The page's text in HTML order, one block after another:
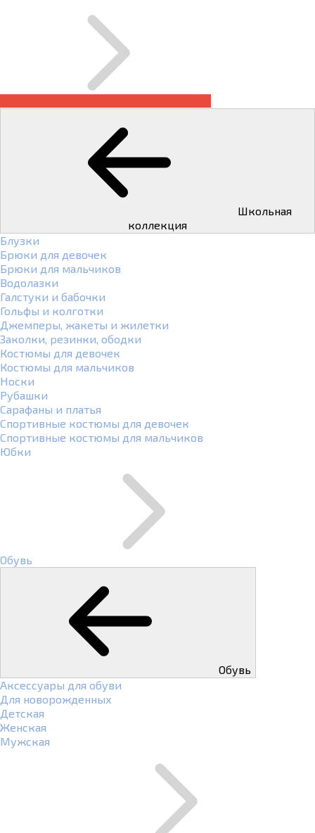
коллекция
Блузки
Брюки для девочек
Брюки для мальчиков
Водолазки
Галстуки и бабочки
Гольфы и колготки
Джемперы, жакеты и жилетки
Заколки, резинки, ободки
Костюмы для девочек
Костюмы для мальчиков
Носки
Рубашки
Сарафаны и платья
Спортивные костюмы для девочек
Спортивные костюмы для мальчиков
Юбки
Обувь
Обувь
Аксессуары для обуви
Для новорожденных
Детская
Женская
Мужская